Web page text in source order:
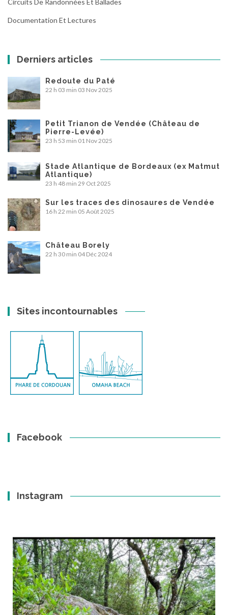
Documentation Et Lectures
Derniers articles
Redoute du Paté
22 h 03 min 03 Nov 2025
Petit Trianon de Vendée (Château de
Pierre-Levée)
23 h 53 min 01 Nov 2025
Stade Atlantique de Bordeaux (ex Matmut
Atlantique)
23 h 48 min 29 Oct 2025
Sur les traces des dinosaures de Vendée
16 h 22 min 05 Août 2025
Château Borely
22 h 30 min 04 Déc 2024
Sites incontournables
Facebook
Instagram